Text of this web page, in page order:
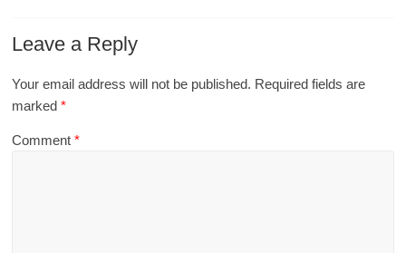
Leave a Reply
Your email address will not be published. Required fields are
marked*
Comment*